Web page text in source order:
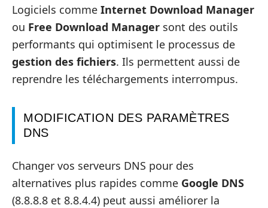
Logiciels comme Internet Download Manager
ou Free Download Manager sont des outils
performants qui optimisent le processus de
gestion des fichiers. Ils permettent aussi de
reprendre les téléchargements interrompus.
MODIFICATION DES PARAMÈTRES
DNS
Changer vos serveurs DNS pour des
alternatives plus rapides comme Google DNS
(8.8.8.8 et 8.8.4.4) peut aussi améliorer la